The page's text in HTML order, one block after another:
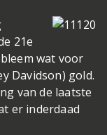
21e
wat voor
Davidson) gold.
van de laatste
er inderdaad